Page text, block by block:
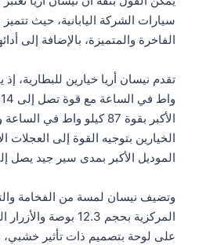
سيارات الشركة اليابانية، حيث تتميز
الفاخرة والمتميزة، بالإضافة إلى
الخيارين بتوجيه القوة إلى العجلات
الموديل الأكبر بمدى سير جيد يصل إلى 329
وتضيف نيسان لمسة من الفخامة
المركزية بحجم 12.3
على لوحة بتصميم ذات تأثير خشبي،